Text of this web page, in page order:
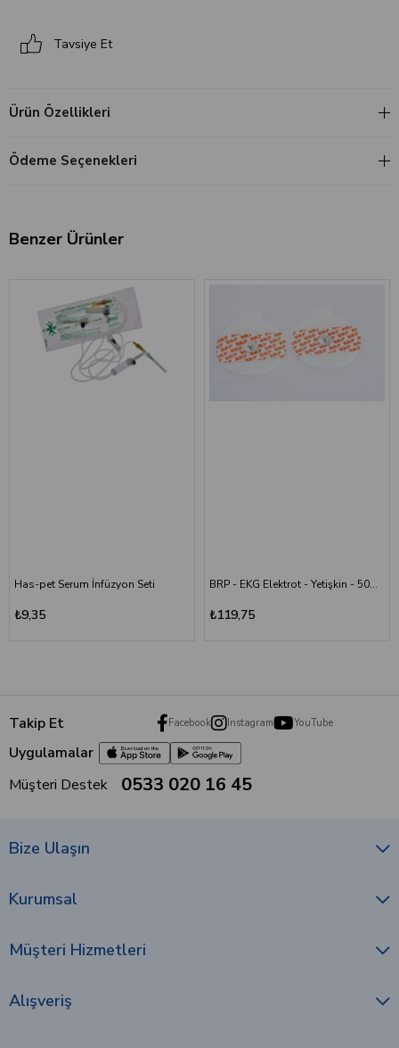
Tavsiye Et
Ürün Özellikleri
Ödeme Seçenekleri
Benzer Ürünler
Has-pet Serum İnfüzyon Seti
₺9,35
BRP - EKG Elektrot - Yetişkin - 50&amp;#39;li
₺119,75
Takip Et Facebook Instagram YouTube
Uygulamalar
Müşteri Destek
0533 020 16 45
Bize Ulaşın
Kurumsal
Müşteri Hizmetleri
Alışveriş